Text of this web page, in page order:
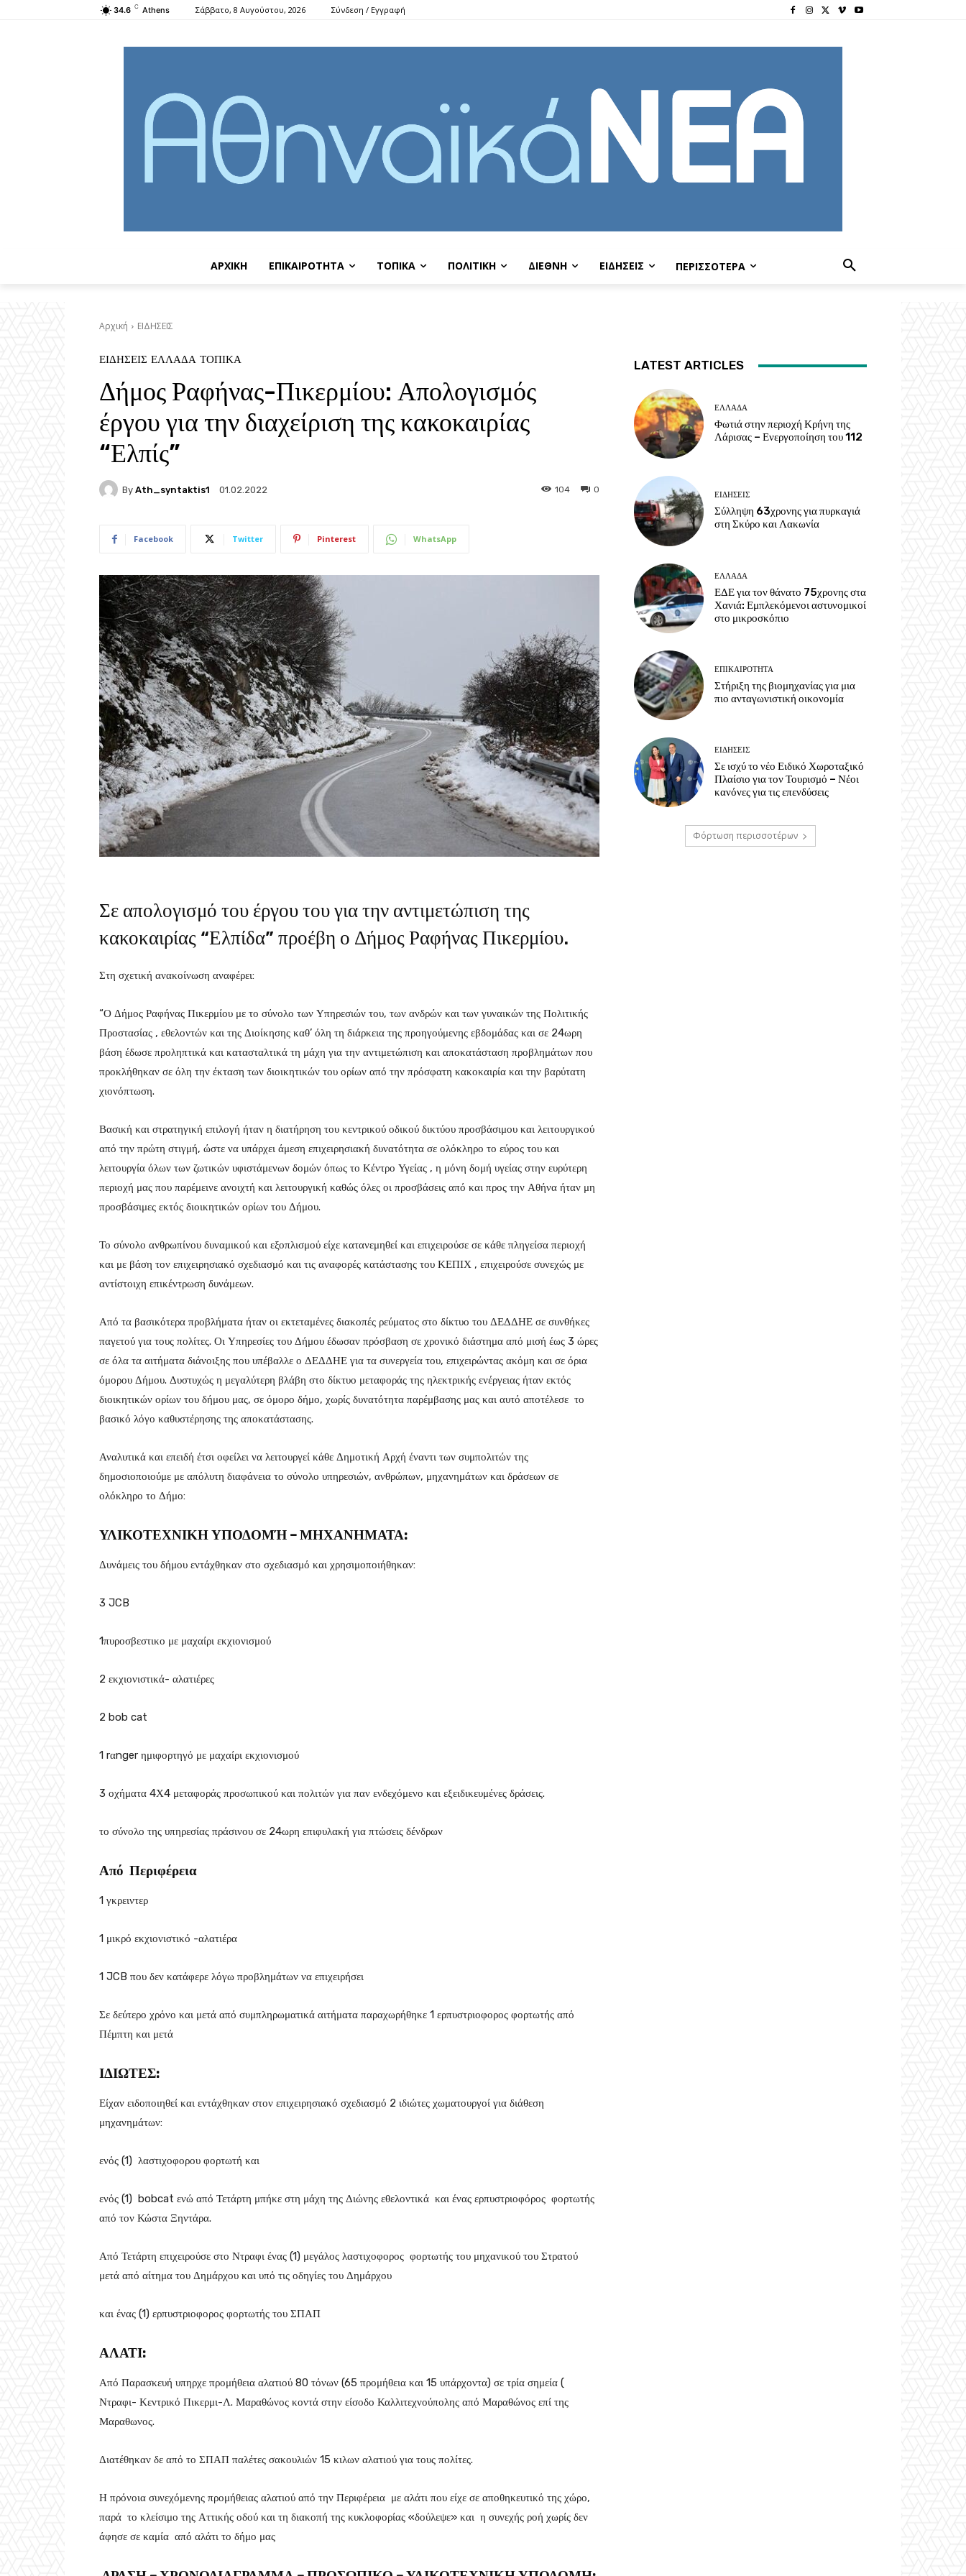
34.6 C Athens Σάββατο, 8 Αυγούστου, 2026 Σύνδεση / Εγγραφή
ΑΡΧΙΚΗ ΕΠΙΚΑΙΡΟΤΗΤΑ ΤΟΠΙΚΑ ΠΟΛΙΤΙΚΗ ΔΙΕΘΝΗ EIΔΗΣΕΙΣ ΠΕΡΙΣΣΟΤΕΡΑ
Αρχική ΕΙΔΗΣΕΙΣ
ΕΙΔΗΣΕΙΣ ΕΛΛΑΔΑ ΤΟΠΙΚΑ
Δήμος Ραφήνας-Πικερμίου: Απολογισμός
έργου για την διαχείριση της κακοκαιρίας
“Ελπίς”
By Ath_syntaktis1 01.02.2022 0
104
Facebook Twitter Pinterest WhatsApp
Σε απολογισμό του έργου του για την αντιμετώπιση της
κακοκαιρίας “Ελπίδα” προέβη ο Δήμος Ραφήνας Πικερμίου.
Στη σχετική ανακοίνωση αναφέρει:
“Ο Δήμος Ραφήνας Πικερμίου με το σύνολο των Υπηρεσιών του, των ανδρών και των γυναικών της Πολιτικής
Προστασίας , εθελοντών και της Διοίκησης καθ’ όλη τη διάρκεια της προηγούμενης εβδομάδας και σε 24ωρη
βάση έδωσε προληπτικά και κατασταλτικά τη μάχη για την αντιμετώπιση και αποκατάσταση προβλημάτων που
προκλήθηκαν σε όλη την έκταση των διοικητικών του ορίων από την πρόσφατη κακοκαιρία και την βαρύτατη
χιονόπτωση.
Βασική και στρατηγική επιλογή ήταν η διατήρηση του κεντρικού οδικού δικτύου προσβάσιμου και λειτουργικού
από την πρώτη στιγμή, ώστε να υπάρχει άμεση επιχειρησιακή δυνατότητα σε ολόκληρο το εύρος του και
λειτουργία όλων των ζωτικών υφιστάμενων δομών όπως το Κέντρο Υγείας , η μόνη δομή υγείας στην ευρύτερη
περιοχή μας που παρέμεινε ανοιχτή και λειτουργική καθώς όλες οι προσβάσεις από και προς την Αθήνα ήταν μη
προσβάσιμες εκτός διοικητικών ορίων του Δήμου.
Το σύνολο ανθρωπίνου δυναμικού και εξοπλισμού είχε κατανεμηθεί και επιχειρούσε σε κάθε πληγείσα περιοχή
και με βάση τον επιχειρησιακό σχεδιασμό και τις αναφορές κατάστασης του ΚΕΠΙΧ , επιχειρούσε συνεχώς με
αντίστοιχη επικέντρωση δυνάμεων.
Από τα βασικότερα προβλήματα ήταν οι εκτεταμένες διακοπές ρεύματος στο δίκτυο του ΔΕΔΔΗΕ σε συνθήκες
παγετού για τους πολίτες. Οι Υπηρεσίες του Δήμου έδωσαν πρόσβαση σε χρονικό διάστημα από μισή έως 3 ώρες
σε όλα τα αιτήματα διάνοιξης που υπέβαλλε ο ΔΕΔΔΗΕ για τα συνεργεία του, επιχειρώντας ακόμη και σε όρια
όμορου Δήμου. Δυστυχώς η μεγαλύτερη βλάβη στο δίκτυο μεταφοράς της ηλεκτρικής ενέργειας ήταν εκτός
διοικητικών ορίων του δήμου μας, σε όμορο δήμο, χωρίς δυνατότητα παρέμβασης μας και αυτό αποτέλεσε το
βασικό λόγο καθυστέρησης της αποκατάστασης.
Αναλυτικά και επειδή έτσι οφείλει να λειτουργεί κάθε Δημοτική Αρχή έναντι των συμπολιτών της
δημοσιοποιούμε με απόλυτη διαφάνεια το σύνολο υπηρεσιών, ανθρώπων, μηχανημάτων και δράσεων σε
ολόκληρο το Δήμο:
ΥΛΙΚΟΤΕΧΝΙΚΗ ΥΠΟΔΟΜΉ – ΜΗΧΑΝΗΜΑΤΑ:
Δυνάμεις του δήμου εντάχθηκαν στο σχεδιασμό και χρησιμοποιήθηκαν:
3 JCB
1πυροσβεστικο με μαχαίρι εκχιονισμού
2 εκχιονιστικά- αλατιέρες
2 bob cat
1 rαnger ημιφορτηγό με μαχαίρι εκχιονισμού
3 οχήματα 4Χ4 μεταφοράς προσωπικού και πολιτών για παν ενδεχόμενο και εξειδικευμένες δράσεις.
το σύνολο της υπηρεσίας πράσινου σε 24ωρη επιφυλακή για πτώσεις δένδρων
Από Περιφέρεια
1 γκρειντερ
1 μικρό εκχιονιστικό -αλατιέρα
1 JCB που δεν κατάφερε λόγω προβλημάτων να επιχειρήσει
Σε δεύτερο χρόνο και μετά από συμπληρωματικά αιτήματα παραχωρήθηκε 1 ερπυστριοφορος φορτωτής από
Πέμπτη και μετά
ΙΔΙΩΤΕΣ:
Είχαν ειδοποιηθεί και εντάχθηκαν στον επιχειρησιακό σχεδιασμό 2 ιδιώτες χωματουργοί για διάθεση
μηχανημάτων:
ενός (1) λαστιχοφορου φορτωτή και
ενός (1) bobcat ενώ από Τετάρτη μπήκε στη μάχη της Διώνης εθελοντικά και ένας ερπυστριοφόρος φορτωτής
από τον Κώστα Ξηντάρα.
Από Τετάρτη επιχειρούσε στο Ντραφι ένας (1) μεγάλος λαστιχοφορος φορτωτής του μηχανικού του Στρατού
μετά από αίτημα του Δημάρχου και υπό τις οδηγίες του Δημάρχου
και ένας (1) ερπυστριοφορος φορτωτής του ΣΠΑΠ
ΑΛΑΤΙ:
Από Παρασκευή υπηρχε προμήθεια αλατιού 80 τόνων (65 προμήθεια και 15 υπάρχοντα) σε τρία σημεία (
Ντραφι- Κεντρικό Πικερμι-Λ. Μαραθώνος κοντά στην είσοδο Καλλιτεχνούπολης από Μαραθώνος επί της
Μαραθωνος.
Διατέθηκαν δε από το ΣΠΑΠ παλέτες σακουλιών 15 κιλων αλατιού για τους πολίτες.
Η πρόνοια συνεχόμενης προμήθειας αλατιού από την Περιφέρεια με αλάτι που είχε σε αποθηκευτικό της χώρο,
παρά το κλείσιμο της Αττικής οδού και τη διακοπή της κυκλοφορίας «δούλεψε» και η συνεχής ροή χωρίς δεν
άφησε σε καμία από αλάτι το δήμο μας
LATEST ARTICLES
ΕΛΛΑΔΑ
Φωτιά στην περιοχή Κρήνη της
Λάρισας – Ενεργοποίηση του 112
ΕΙΔΗΣΕΙΣ
Σύλληψη 63χρονης για πυρκαγιά
στη Σκύρο και Λακωνία
ΕΛΛΑΔΑ
ΕΔΕ για τον θάνατο 75χρονης στα
Χανιά: Εμπλεκόμενοι αστυνομικοί
στο μικροσκόπιο
ΕΠΙΚΑΙΡΟΤΗΤΑ
Στήριξη της βιομηχανίας για μια
πιο ανταγωνιστική οικονομία
ΕΙΔΗΣΕΙΣ
Σε ισχύ το νέο Ειδικό Χωροταξικό
Πλαίσιο για τον Τουρισμό – Νέοι
κανόνες για τις επενδύσεις
Φόρτωση περισσοτέρων